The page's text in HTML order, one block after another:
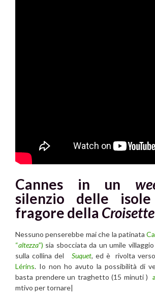
Cannes in un
silenzio delle
fragore della Croisette
Nessuno penserebbe mai che la patinata
“altezza”) sia sbocciata da un umile
sulla collina del
Suquet, ed è rivolta
Lérins. Io non ho avuto la possibilità di
basta prendere un traghetto (15 minuti ) a
mtivo per tornare|